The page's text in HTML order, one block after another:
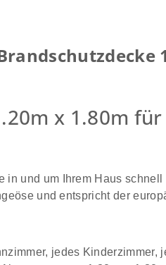
x 1.80m
und um Ihrem Haus
und entspricht der
jedes